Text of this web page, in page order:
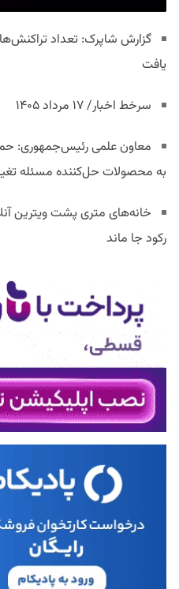
یافت
سرخط اخبار/ ۱۷ مرداد ۱۴۰۵
معاون علمی رئیس‌جمهوری:
به محصولات حل‌کننده مسئله
خانه‌های متری پشت ویترین
رکود جا ماند